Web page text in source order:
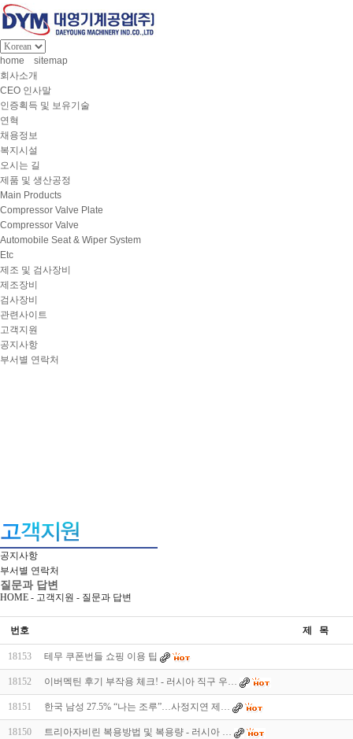
home
sitemap
회사소개
CEO 인사말
인증획득 및 보유기술
연혁
채용정보
복지시설
오시는 길
제품 및 생산공정
Main Products
Compressor Valve Plate
Compressor Valve
Automobile Seat & Wiper System
Etc
제조 및 검사장비
제조장비
검사장비
관련사이트
고객지원
공지사항
부서별 연락처
공지사항
부서별 연락처
질문과 답변
HOME - 고객지원 - 질문과 답변
번호 제 목
18153 테무 쿠폰번들 쇼핑 이용 팁
18152 이버멕틴 후기 부작용 체크! - 러시아 직구 우…
18151 한국 남성 27.5% “나는 조루”…사정지연 제…
18150 트리아자비린 복용방법 및 복용량 - 러시아 …